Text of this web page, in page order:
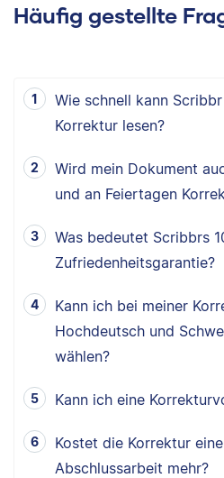
Häufig gestellte
Wie schnell kann
Korrektur lesen?
Wird mein Dokument
und an Feiertagen
Was bedeutet Scribbrs
Zufriedenheitsgarantie?
Kann ich bei meiner
Hochdeutsch und
wählen?
Kann ich eine
Kostet die Korrektur
Abschlussarbeit mehr?